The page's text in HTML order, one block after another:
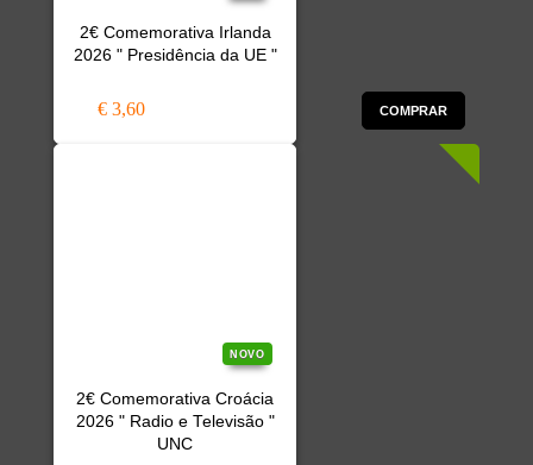
2€ Comemorativa Irlanda
2026 " Presidência da UE "
€ 3,60 COMPRAR
NOVO
2€ Comemorativa Croácia
2026 " Radio e Televisão "
UNC